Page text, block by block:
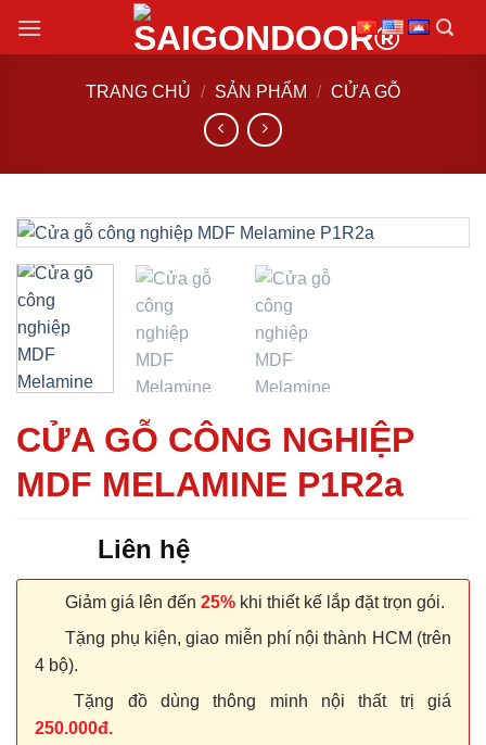
đến
TRANG CHỦ / SẢN PHẨM / CỬA GỖ
CỬA GỖ CÔNG NGHIỆP
MDF MELAMINE P1R2a
Liên hệ
Giảm giá lên đến 25% khi thiết kế lắp đặt trọn gói.
Tặng phụ kiện, giao miễn phí nội thành HCM (trên
4 bộ).
Tặng đồ dùng thông minh nội thất trị giá
250.000đ.